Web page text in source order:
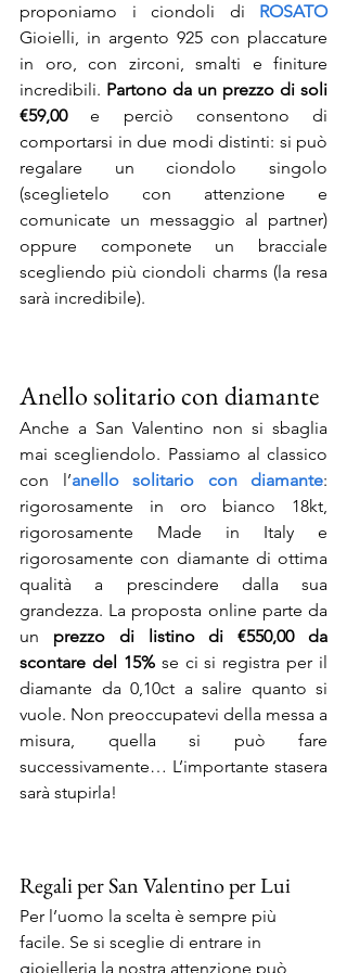
proponiamo i ciondoli di ROSATO
Gioielli, in argento 925 con placcature
in oro, con zirconi, smalti e finiture
incredibili. Partono da un prezzo di soli
€59,00 e perciò consentono di
comportarsi in due modi distinti: si può
regalare un ciondolo singolo
(sceglietelo con attenzione e
comunicate un messaggio al partner)
oppure componete un bracciale
scegliendo più ciondoli charms (la resa
sarà incredibile).
Anello solitario con diamante
Anche a San Valentino non si sbaglia
mai scegliendolo. Passiamo al classico
con l’anello solitario con diamante:
rigorosamente in oro bianco 18kt,
rigorosamente Made in Italy e
rigorosamente con diamante di ottima
qualità a prescindere dalla sua
grandezza. La proposta online parte da
un prezzo di listino di €550,00 da
scontare del 15% se ci si registra per il
diamante da 0,10ct a salire quanto si
vuole. Non preoccupatevi della messa a
misura, quella si può fare
successivamente… L’importante stasera
sarà stupirla!
Regali per San Valentino per Lui
Per l’uomo la scelta è sempre più
facile. Se si sceglie di entrare in
gioielleria la nostra attenzione può